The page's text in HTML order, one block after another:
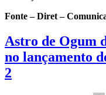
Fonte – Diret –
Astro de Ogum
no lançamento
2